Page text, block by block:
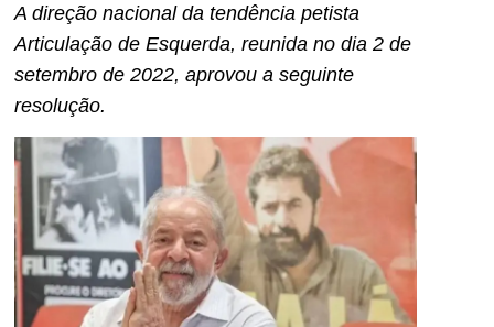
A direção nacional da tendência petista
Articulação de Esquerda, reunida no dia 2 de
setembro de 2022, aprovou a seguinte
resolução.